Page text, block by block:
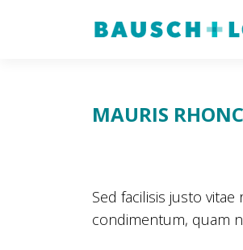
MAURIS
Sed facilisis justo
condimentum, quam